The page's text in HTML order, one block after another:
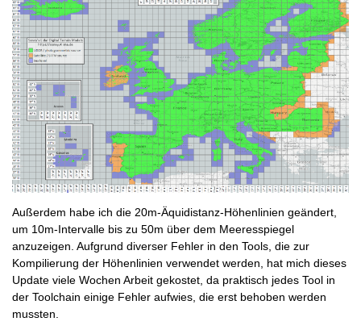
Außerdem habe ich die 20m-Äquidistanz-Höhenlinien geändert,
um 10m-Intervalle bis zu 50m über dem Meeresspiegel
anzuzeigen. Aufgrund diverser Fehler in den Tools, die zur
Kompilierung der Höhenlinien verwendet werden, hat mich dieses
Update viele Wochen Arbeit gekostet, da praktisch jedes Tool in
der Toolchain einige Fehler aufwies, die erst behoben werden
mussten.